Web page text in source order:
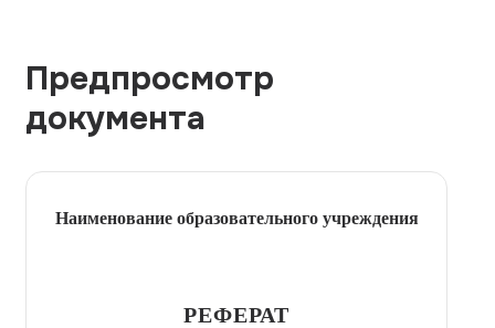
Предпросмотр
документа
Наименование образовательного учреждения
РЕФЕРАТ